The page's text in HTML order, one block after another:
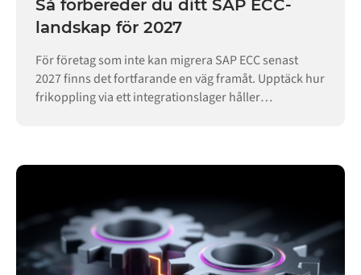
Så förbereder du ditt SAP ECC-
landskap för 2027
För företag som inte kan migrera SAP ECC senast
2027 finns det fortfarande en väg framåt. Upptäck hur
frikoppling via ett integrationslager håller